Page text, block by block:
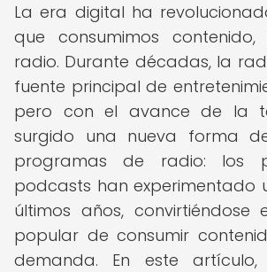
La era digital ha
que consumimos contenido,
radio. Durante décadas, la
fuente principal de
pero con el avance de la
surgido una nueva forma
programas de radio: los
podcasts han experimentado
últimos años, convirtiéndose
popular de consumir
demanda. En este artículo,